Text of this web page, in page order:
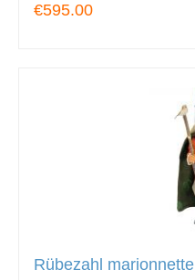
€595.00
Rübezahl marionnette